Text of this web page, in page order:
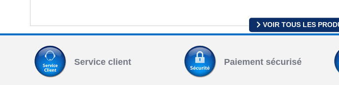
VOIR TOUS LES
Service client Paiement sécurisé